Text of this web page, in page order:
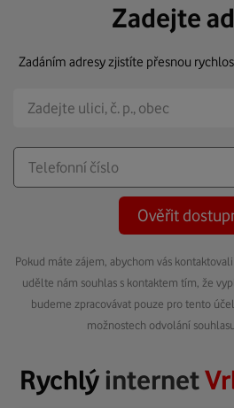
Zadejte
Zadáním adresy zjistíte přesnou
Ověřit
Pokud máte zájem, abychom vás
udělte nám souhlas s kontaktem tím, že
budeme zpracovávat pouze pro tento
možnostech odvolání
Rychlýinternet